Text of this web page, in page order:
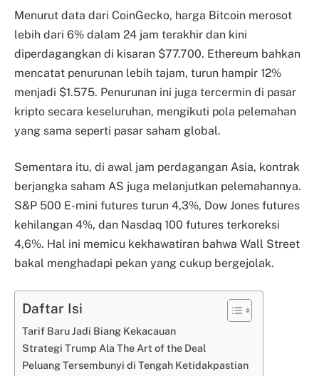
Menurut data dari CoinGecko, harga Bitcoin merosot
lebih dari 6% dalam 24 jam terakhir dan kini
diperdagangkan di kisaran $77.700. Ethereum bahkan
mencatat penurunan lebih tajam, turun hampir 12%
menjadi $1.575. Penurunan ini juga tercermin di pasar
kripto secara keseluruhan, mengikuti pola pelemahan
yang sama seperti pasar saham global.
Sementara itu, di awal jam perdagangan Asia, kontrak
berjangka saham AS juga melanjutkan pelemahannya.
S&P 500 E-mini futures turun 4,3%, Dow Jones futures
kehilangan 4%, dan Nasdaq 100 futures terkoreksi
4,6%. Hal ini memicu kekhawatiran bahwa Wall Street
bakal menghadapi pekan yang cukup bergejolak.
Daftar Isi
Tarif Baru Jadi Biang Kekacauan
Strategi Trump Ala The Art of the Deal
Peluang Tersembunyi di Tengah Ketidakpastian